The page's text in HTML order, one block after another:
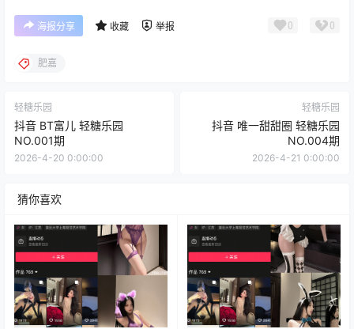
海报分享 收藏 举报 0 0
肥嘉
轻糖乐园
抖音 BT富儿 轻糖乐园
NO.001期
2026-4-20 0:00:00
轻糖乐园
抖音 唯一甜甜圈 轻糖乐园
NO.004期
2026-4-21 0:00:00
猜你喜欢